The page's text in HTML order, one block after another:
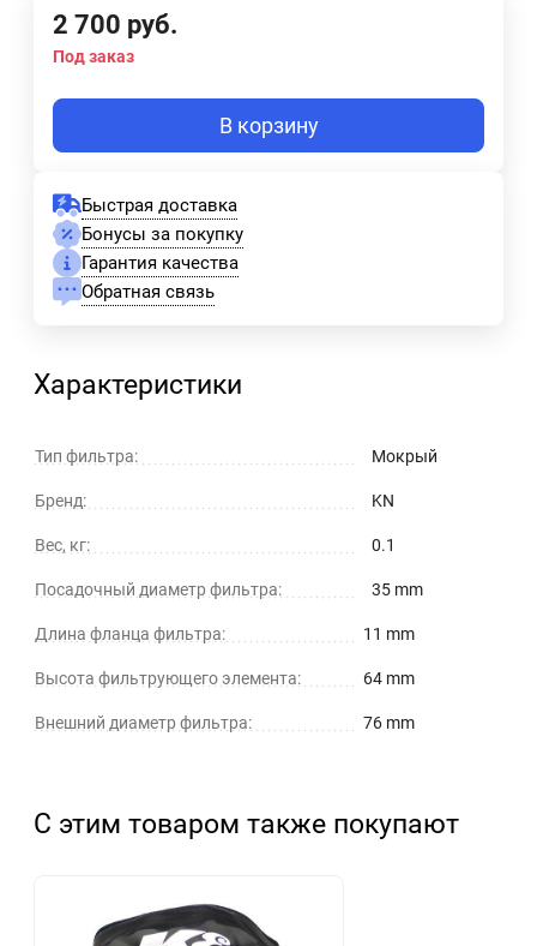
2 700 руб.
Под заказ
В корзину
Быстрая доставка
Бонусы за покупку
Гарантия качества
Обратная связь
Характеристики
Тип фильтра: Мокрый
Бренд: KN
Вес, кг: 0.1
Посадочный диаметр фильтра: 35 mm
Длина фланца фильтра: 11 mm
Высота фильтрующего элемента: 64 mm
Внешний диаметр фильтра: 76 mm
С этим товаром также покупают